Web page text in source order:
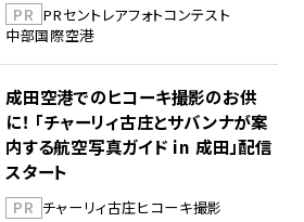
PR PRセントレアフォトコンテスト
中部国際空港
成田空港でのヒコーキ撮影のお供
に！ 「チャーリィ古庄とサバンナが案
内する航空写真ガイド in 成田」配信
スタート
PR チャーリィ古庄ヒコーキ撮影